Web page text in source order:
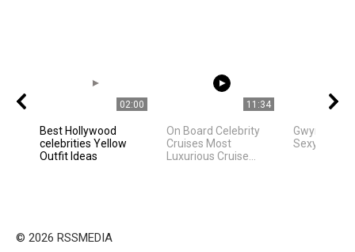
02:00
Best Hollywood
celebrities Yellow
Outfit Ideas
11:34
On Board Celebrity
Cruises Most
Luxurious Cruise...
Gwyneth
Sexy Movie
© 2026 RSSMEDIA